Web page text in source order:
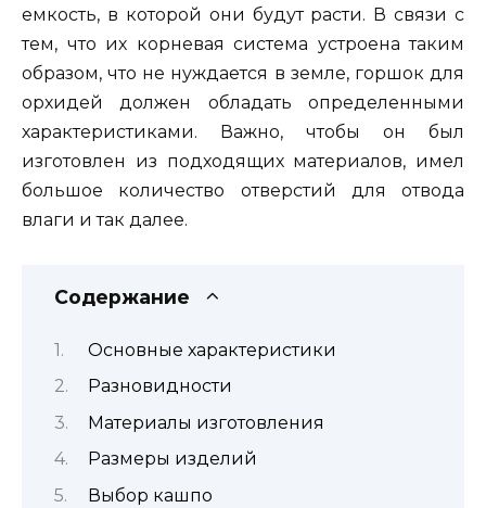
емкость, в которой они будут расти. В связи с
тем, что их корневая система устроена таким
образом, что не нуждается в земле, горшок для
орхидей должен обладать определенными
характеристиками. Важно, чтобы он был
изготовлен из подходящих материалов, имел
большое количество отверстий для отвода
влаги и так далее.
Содержание
Основные характеристики
Разновидности
Материалы изготовления
Размеры изделий
Выбор кашпо